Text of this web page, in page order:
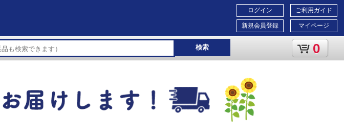
ご利用ガイド
マイページ
ログイン
新規会員登録
検索 0